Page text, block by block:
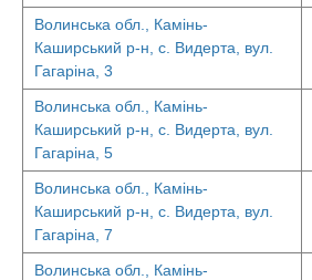
Волинська обл., Камінь-
Каширський р-н, с. Видерта, вул.
Гагаріна, 3
Волинська обл., Камінь-
Каширський р-н, с. Видерта, вул.
Гагаріна, 5
Волинська обл., Камінь-
Каширський р-н, с. Видерта, вул.
Гагаріна, 7
Волинська обл., Камінь-